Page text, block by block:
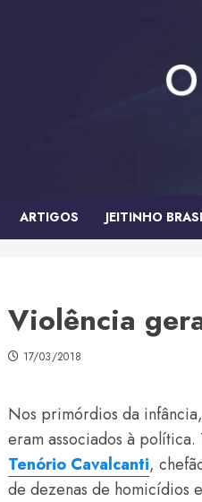
ARTIGOS JEITINHO
Violência
17/03/2018
Nos primórdios da
eram associados à
Tenório Cavalcanti,
de dezenas de homicídios